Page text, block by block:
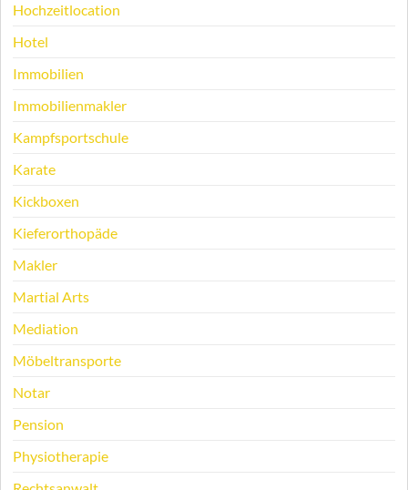
Hochzeitlocation
Hotel
Immobilien
Immobilienmakler
Kampfsportschule
Karate
Kickboxen
Kieferorthopäde
Makler
Martial Arts
Mediation
Möbeltransporte
Notar
Pension
Physiotherapie